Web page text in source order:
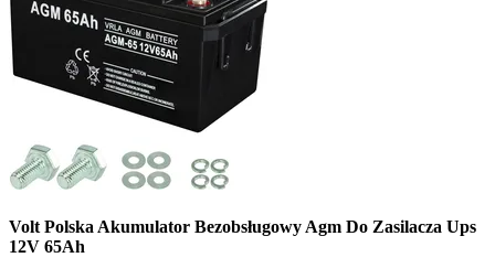
Volt Polska Akumulator Bezobsługowy Agm Do Zasilacza Ups
12V 65Ah